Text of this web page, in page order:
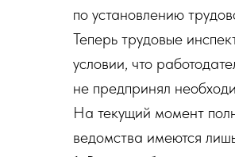
по установлению
Теперь трудовые
условии, что
не предпринял
На текущий момент
ведомства имеются